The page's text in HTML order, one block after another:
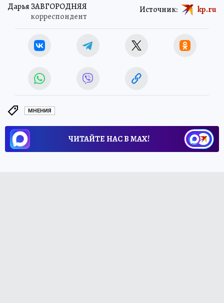
Дарья ЗАВГОРОДНЯЯ
корреспондент
Источник: kp.ru
МНЕНИЯ
ЧИТАЙТЕ НАС В МАХ!